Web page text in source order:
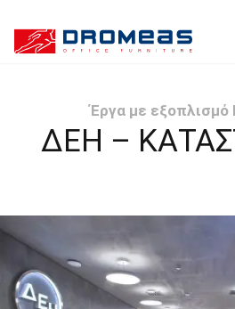
Έργα με εξοπλισμό
ΔΕΗ –